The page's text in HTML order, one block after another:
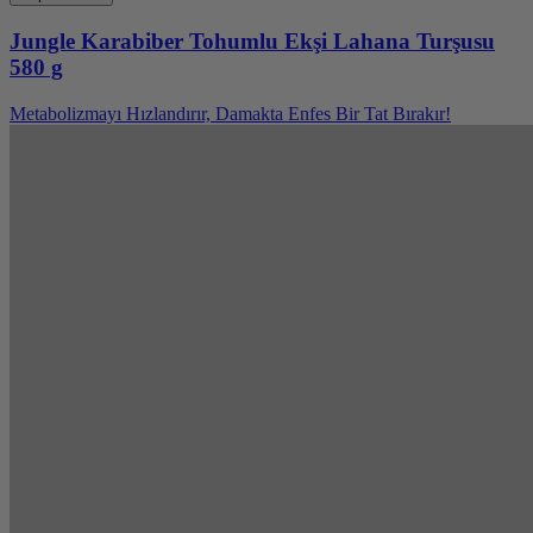
Jungle Karabiber Tohumlu Ekşi Lahana Turşusu
580 g
Metabolizmayı Hızlandırır, Damakta Enfes Bir Tat Bırakır!